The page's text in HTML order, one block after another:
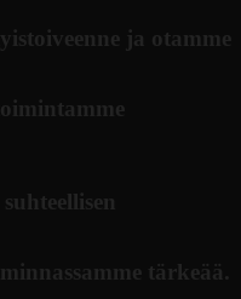
ja otamme
tärkeää.